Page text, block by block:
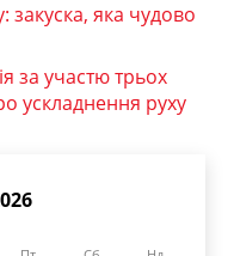
яка чудово
за участю трьох
ускладнення руху